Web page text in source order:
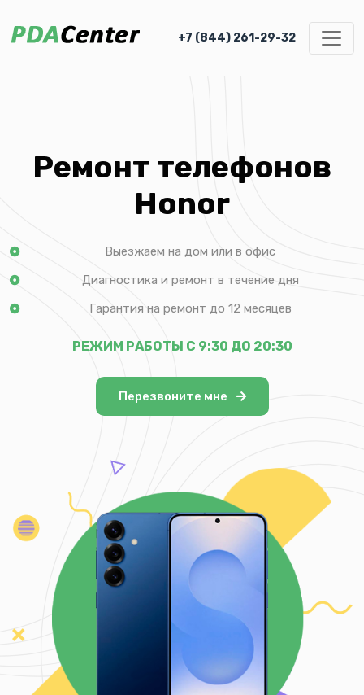
+7 (844) 261-29-32
Ремонт телефонов
Honor
Выезжаем на дом или в офис
Диагностика и ремонт в течение дня
Гарантия на ремонт до 12 месяцев
РЕЖИМ РАБОТЫ С 9:30 ДО 20:30
Перезвоните мне